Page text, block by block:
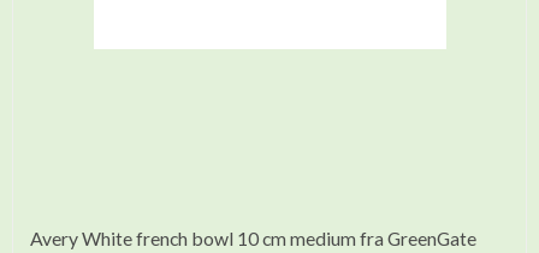
Avery White french bowl 10 cm medium fra GreenGate